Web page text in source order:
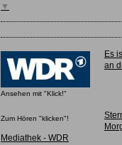
▼
Ansehen mit "Klick!"
Es
an
Zum Hören "klicken"!
Mediathek - WDR